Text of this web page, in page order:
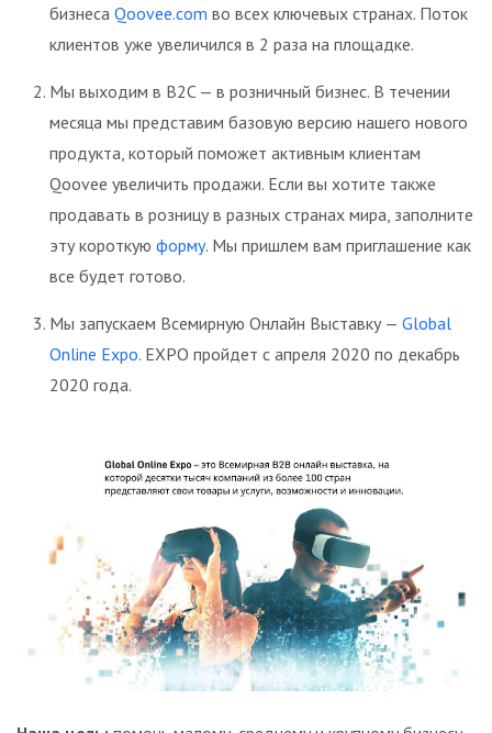
бизнеса Qoovee.com во всех ключевых странах. Поток
клиентов уже увеличился в 2 раза на площадке.
Мы выходим в B2C — в розничный бизнес. В течении
месяца мы представим базовую версию нашего нового
продукта, который поможет активным клиентам
Qoovee увеличить продажи. Если вы хотите также
продавать в розницу в разных странах мира, заполните
эту короткую форму. Мы пришлем вам приглашение как
все будет готово.
Мы запускаем Всемирную Онлайн Выставку — Global
Online Expo. EXPO пройдет с апреля 2020 по декабрь
2020 года.